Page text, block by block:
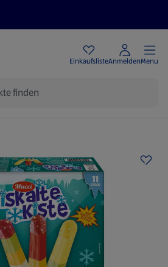
EinkaufslisteAnmeldenMenu